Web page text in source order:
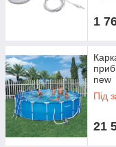
1
new
Під
21